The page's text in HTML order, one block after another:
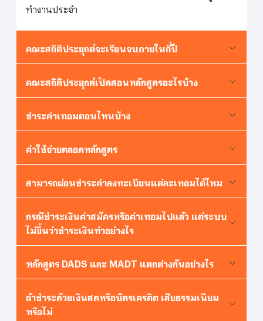
ทำงานประจำ
คณะสถิติประยุกต์จะเรียนจบภายในกี่ปี
คณะสถิติประยุกต์เปิดสอนหลักสูตรอะไรบ้าง
ชำระค่าเทอมตอนไหนบ้าง
ค่าใช้จ่ายตลอดหลักสูตร
สามารถผ่อนชำระค่าลงทะเบียนแต่ละเทอมได้ไหม
กรณีชำระเงินค่าสมัครหรือค่าเทอมไปแล้ว แต่ระบบ
ไม่ขึ้นว่าชำระเงินทำอย่างไร
หลักสูตร DADS และ MADT แตกต่างกันอย่างไร
ถ้าชำระด้วยเงินสดหรือบัตรเครดิต เสียธรรมเนียม
หรือไม่